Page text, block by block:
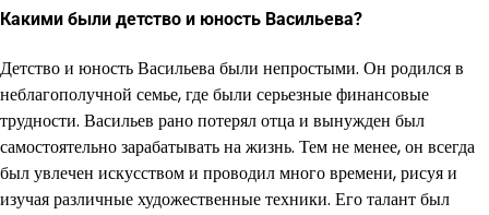
Какими были детство и юность Васильева?
Детство и юность Васильева были непростыми. Он родился в
неблагополучной семье, где были серьезные финансовые
трудности. Васильев рано потерял отца и вынужден был
самостоятельно зарабатывать на жизнь. Тем не менее, он всегда
был увлечен искусством и проводил много времени, рисуя и
изучая различные художественные техники. Его талант был